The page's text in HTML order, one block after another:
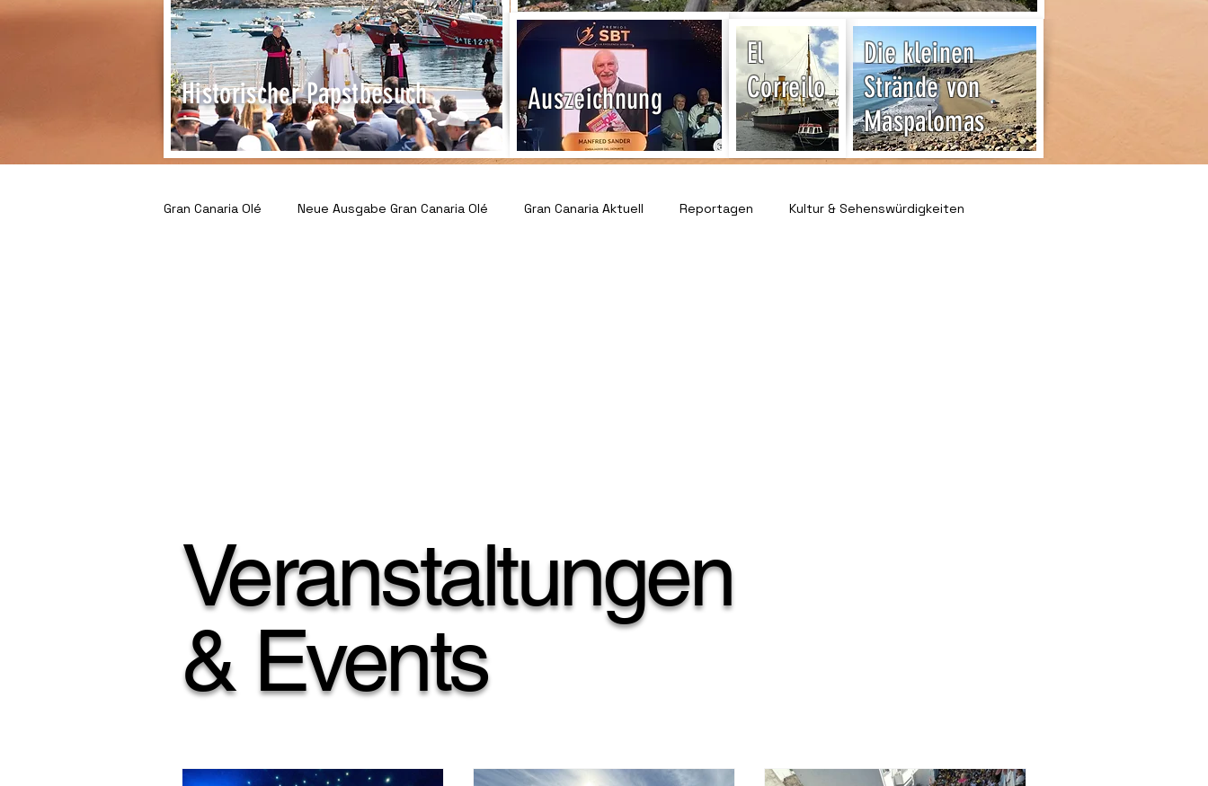
Historischer Papstbesuch
El
Correilo
Die kleinen
Strände von
Maspalomas
Auszeichnung
Gran Canaria Olé Neue Ausgabe Gran Canaria Olé Gran Canaria Aktuell Reportagen Kultur & Sehenswürdigkeiten
Veranstaltungen
& Events